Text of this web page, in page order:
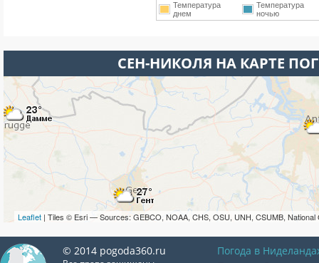
Температура
днем
Температура
ночью
СЕН-НИКОЛЯ НА КАРТЕ
Leaflet | Tiles © Esri — Sources: GEBCO, NOAA, CHS, OSU, UNH, CSUMB, National
© 2014 pogoda360.ru
Погода в